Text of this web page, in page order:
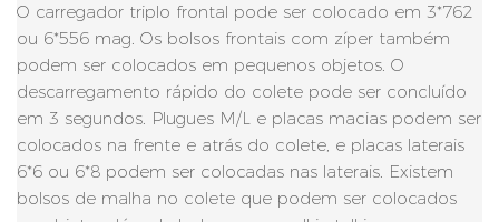
O carregador triplo frontal pode ser colocado em 3*762
ou 6*556 mag. Os bolsos frontais com zíper também
podem ser colocados em pequenos objetos. O
descarregamento rápido do colete pode ser concluído
em 3 segundos. Plugues M/L e placas macias podem ser
colocados na frente e atrás do colete, e placas laterais
6*6 ou 6*8 podem ser colocadas nas laterais. Existem
bolsos de malha no colete que podem ser colocados